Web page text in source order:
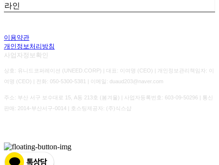
라인
이용약관
개인정보처리방침
사업자정보확인
상호: 유니드코퍼레이션 (UNEED.CORP) | 대표: 이여명 (CEO) | 개인정보관리책임자: 이
여명 (CEO) | 전화: 050-5300-5381 | 이메일: duaud203@naver.com
주소: 부산 서구 보수대로 15, A동 213호 (봄겨울) | 사업자등록번호: 603-09-50296 | 통신
판매: 2014-부산서구-0014 | 호스팅제공자: (주)식스샵